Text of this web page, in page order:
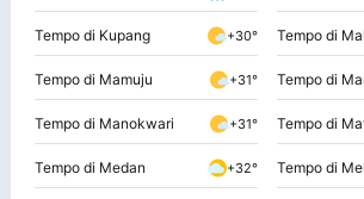
Tempo di Kupang +30° Tempo di
Tempo di Mamuju +31° Tempo di
Tempo di Manokwari +31° Tempo di
Tempo di Medan +32° Tempo di